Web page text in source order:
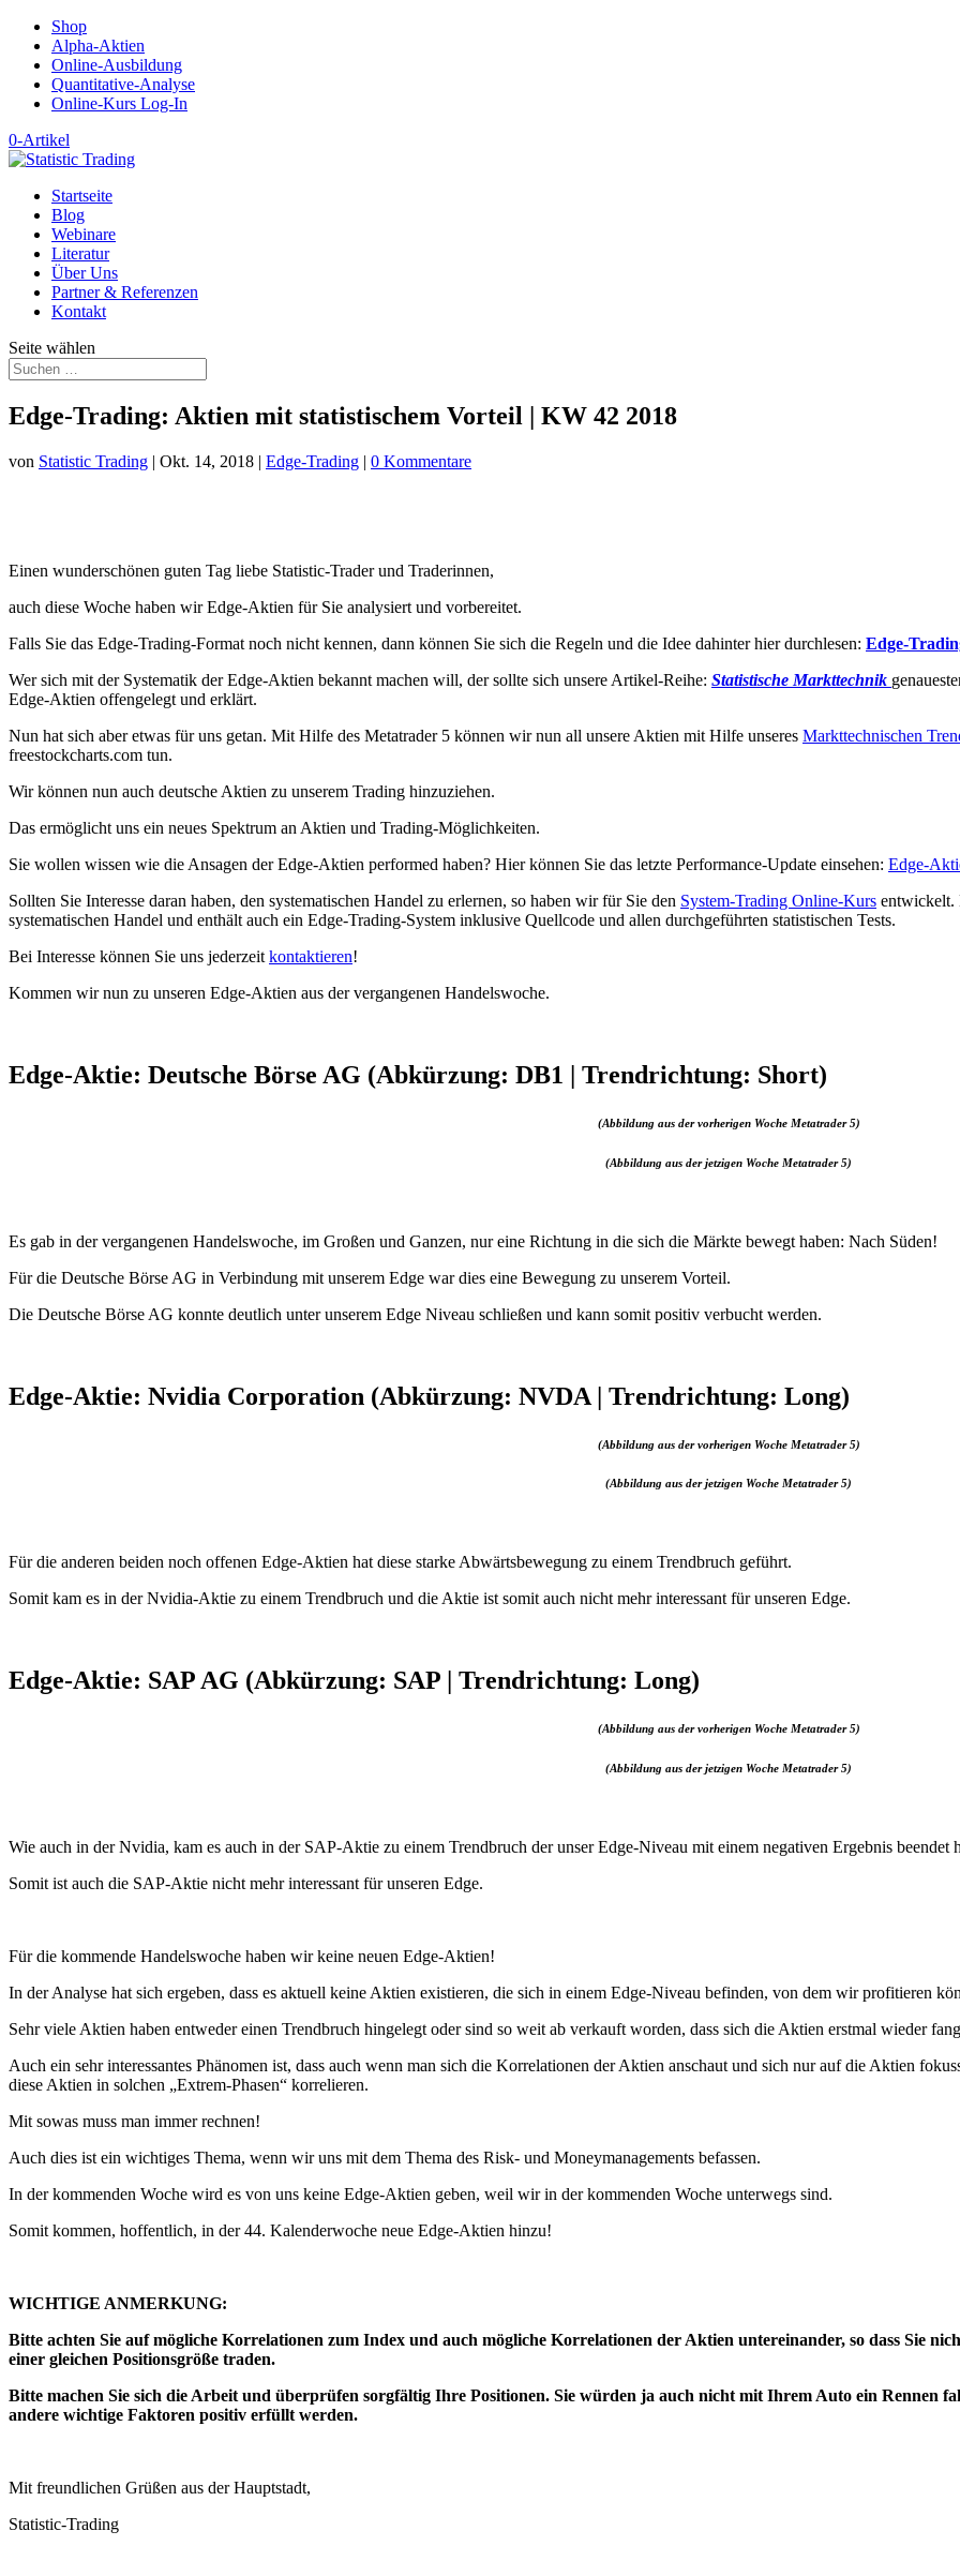
Shop
Alpha-Aktien
Online-Ausbildung
Quantitative-Analyse
Online-Kurs Log-In
0-Artikel
Startseite
Blog
Webinare
Literatur
Über Uns
Partner & Referenzen
Kontakt
Seite wählen
Edge-Trading: Aktien mit statistischem Vorteil | KW 42 2018
von Statistic Trading | Okt. 14, 2018 | Edge-Trading | 0 Kommentare
Einen wunderschönen guten Tag liebe Statistic-Trader und Traderinnen,
auch diese Woche haben wir Edge-Aktien für Sie analysiert und vorbereitet.
Falls Sie das Edge-Trading-Format noch nicht kennen, dann können Sie sich die Regeln und die Idee dahinter hier durchlesen: Edge-
Wer sich mit der Systematik der Edge-Aktien bekannt machen will, der sollte sich unsere Artikel-Reihe: Statistische Markttechnik
Edge-Aktien offengelegt und erklärt.
Nun hat sich aber etwas für uns getan. Mit Hilfe des Metatrader 5 können wir nun all unsere Aktien mit Hilfe unseres Markttechnischen
freestockcharts.com tun.
Wir können nun auch deutsche Aktien zu unserem Trading hinzuziehen.
Das ermöglicht uns ein neues Spektrum an Aktien und Trading-Möglichkeiten.
Sie wollen wissen wie die Ansagen der Edge-Aktien performed haben? Hier können Sie das letzte Performance-Update einsehen: Edge-
Sollten Sie Interesse daran haben, den systematischen Handel zu erlernen, so haben wir für Sie den System-Trading Online-Kurs entwickelt.
systematischen Handel und enthält auch ein Edge-Trading-System inklusive Quellcode und allen durchgeführten statistischen Tests.
Bei Interesse können Sie uns jederzeit kontaktieren!
Kommen wir nun zu unseren Edge-Aktien aus der vergangenen Handelswoche.
Edge-Aktie: Deutsche Börse AG (Abkürzung: DB1 | Trendrichtung: Short)
(Abbildung aus der vorherigen Woche Metatrader 5)
(Abbildung aus der jetzigen Woche Metatrader 5)
Es gab in der vergangenen Handelswoche, im Großen und Ganzen, nur eine Richtung in die sich die Märkte bewegt haben: Nach Süden!
Für die Deutsche Börse AG in Verbindung mit unserem Edge war dies eine Bewegung zu unserem Vorteil.
Die Deutsche Börse AG konnte deutlich unter unserem Edge Niveau schließen und kann somit positiv verbucht werden.
Edge-Aktie: Nvidia Corporation (Abkürzung: NVDA | Trendrichtung: Long)
(Abbildung aus der vorherigen Woche Metatrader 5)
(Abbildung aus der jetzigen Woche Metatrader 5)
Für die anderen beiden noch offenen Edge-Aktien hat diese starke Abwärtsbewegung zu einem Trendbruch geführt.
Somit kam es in der Nvidia-Aktie zu einem Trendbruch und die Aktie ist somit auch nicht mehr interessant für unseren Edge.
Edge-Aktie: SAP AG (Abkürzung: SAP | Trendrichtung: Long)
(Abbildung aus der vorherigen Woche Metatrader 5)
(Abbildung aus der jetzigen Woche Metatrader 5)
Wie auch in der Nvidia, kam es auch in der SAP-Aktie zu einem Trendbruch der unser Edge-Niveau mit einem negativen Ergebnis beendet
Somit ist auch die SAP-Aktie nicht mehr interessant für unseren Edge.
Für die kommende Handelswoche haben wir keine neuen Edge-Aktien!
In der Analyse hat sich ergeben, dass es aktuell keine Aktien existieren, die sich in einem Edge-Niveau befinden, von dem wir profitieren
Sehr viele Aktien haben entweder einen Trendbruch hingelegt oder sind so weit ab verkauft worden, dass sich die Aktien erstmal wieder
Auch ein sehr interessantes Phänomen ist, dass auch wenn man sich die Korrelationen der Aktien anschaut und sich nur auf die Aktien
diese Aktien in solchen „Extrem-Phasen“ korrelieren.
Mit sowas muss man immer rechnen!
Auch dies ist ein wichtiges Thema, wenn wir uns mit dem Thema des Risk- und Moneymanagements befassen.
In der kommenden Woche wird es von uns keine Edge-Aktien geben, weil wir in der kommenden Woche unterwegs sind.
Somit kommen, hoffentlich, in der 44. Kalenderwoche neue Edge-Aktien hinzu!
WICHTIGE ANMERKUNG:
Bitte achten Sie auf mögliche Korrelationen zum Index und auch mögliche Korrelationen der Aktien untereinander, so dass Sie
einer gleichen Positionsgröße traden.
Bitte machen Sie sich die Arbeit und überprüfen sorgfältig Ihre Positionen. Sie würden ja auch nicht mit Ihrem Auto ein Rennen
andere wichtige Faktoren positiv erfüllt werden.
Mit freundlichen Grüßen aus der Hauptstadt,
Statistic-Trading